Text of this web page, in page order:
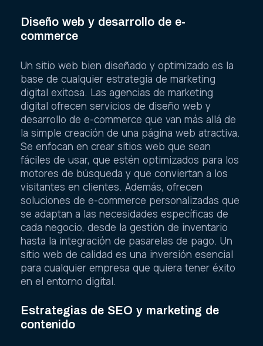
Diseño web y desarrollo de e-
commerce
Un sitio web bien diseñado y optimizado es la
base de cualquier estrategia de marketing
digital exitosa. Las agencias de marketing
digital ofrecen servicios de diseño web y
desarrollo de e-commerce que van más allá de
la simple creación de una página web atractiva.
Se enfocan en crear sitios web que sean
fáciles de usar, que estén optimizados para los
motores de búsqueda y que conviertan a los
visitantes en clientes. Además, ofrecen
soluciones de e-commerce personalizadas que
se adaptan a las necesidades específicas de
cada negocio, desde la gestión de inventario
hasta la integración de pasarelas de pago. Un
sitio web de calidad es una inversión esencial
para cualquier empresa que quiera tener éxito
en el entorno digital.
Estrategias de SEO y marketing de
contenido